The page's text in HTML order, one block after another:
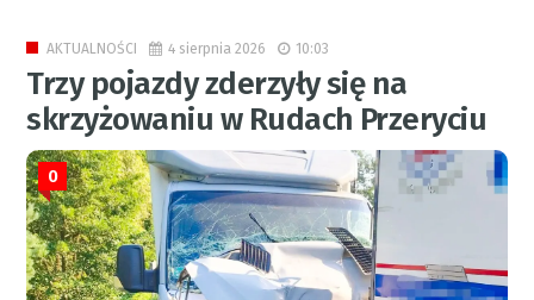
AKTUALNOŚCI 4 sierpnia 2026 10:03
Trzy pojazdy zderzyły się na
skrzyżowaniu w Rudach Przeryciu
0